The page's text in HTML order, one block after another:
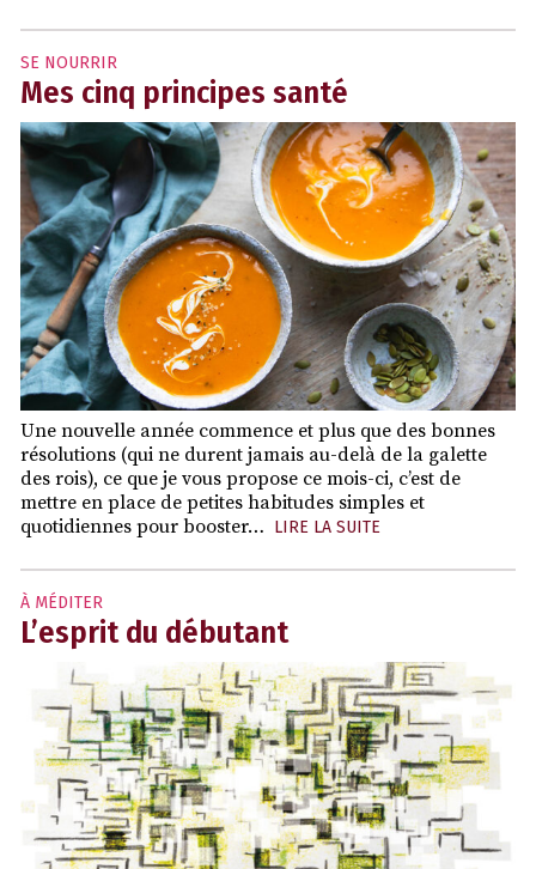
SE NOURRIR
Mes cinq principes santé
Une nouvelle année commence et plus que des bonnes
résolutions (qui ne durent jamais au-delà de la galette
des rois), ce que je vous propose ce mois-ci, c’est de
mettre en place de petites habitudes simples et
quotidiennes pour booster… LIRE LA SUITE
À MÉDITER
L’esprit du débutant